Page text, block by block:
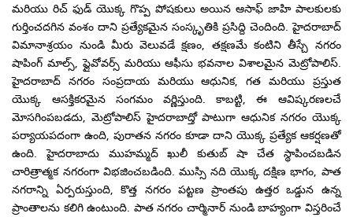
మరియు రిచ్ ఫుడ్ యొక్క గొప్ప పోషకులు అయిన ఆసాఫ్ జాహి పాలకులకు
గుర్తించదగిన వంశం దాని ప్రత్యేకమైన సంస్కృతికి ప్రసిద్ది చెందింది. హైదరాబాద్
విమానాశ్రయం నుండి మీరు వెలువడే క్షణం, తక్షణమే కంటిని తీస్చే నగరం
షాపింగ్ మాల్స్, ఫ్లైవోవర్స్ మరియు ఆఫీసు భవనాల విశాలమైన మెట్రోపాలిస్.
హైదరాబాద్ నగరం సంప్రదాయ మరియు ఆధునిక, గత మరియు ప్రస్తుత
యొక్క ఆసక్తికరమైన సంగమం వర్ణిస్తుంది. కాబట్టి, ఈ ఆవిష్కరణలచే
మోసగింపబడదు, మెట్రోపాలిస్ హైదరాబాద్తో పాటుగా ఆధునిక నగరం యొక్క
పర్యాయపదంగా ఉంది, పురాతన నగరం కూడా దాని యొక్క ప్రత్యేక ఆకర్షణతో
ఉంది. హైదరాబాదు ముహమ్మద్ ఖులీ కుతుబ్ షా చేత స్థాపించబడిన
చారిత్రాత్మక నగరంగా విభజించబడింది. ముస్సి నది యొక్క దక్షిణ భాగం, పాత
నగరాన్ని ఏర్పరుస్తుంది, కొత్త నగరం పట్టణ ప్రాంతపు ఉత్తర ఒడ్డున ఉన్న
ప్రాంతాలను కలిగి ఉంటుంది. పాత నగరం చార్మినార్ నుండి బాహ్యంగా విస్తరించే